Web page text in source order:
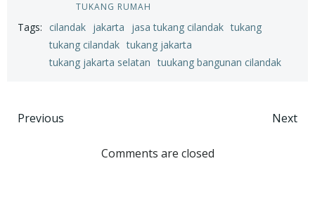
TUKANG RUMAH
Tags: cilandak jakarta jasa tukang cilandak tukang
tukang cilandak tukang jakarta
tukang jakarta selatan tuukang bangunan cilandak
Post
navigation
Previous
navigation
Next
Comments are closed